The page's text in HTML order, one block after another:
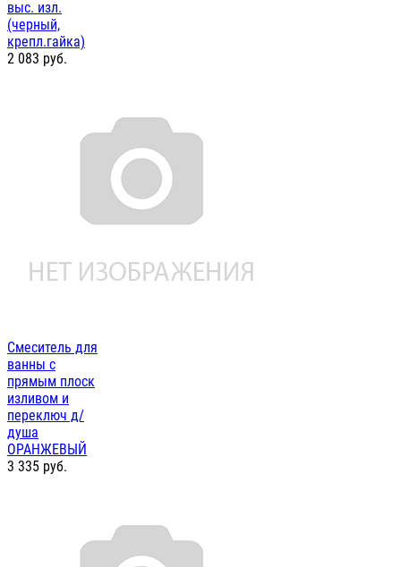
выс. изл.
(черный,
крепл.гайка)
2 083 руб.
Смеситель для
ванны с
прямым плоск
изливом и
переключ д/
душа
ОРАНЖЕВЫЙ
3 335 руб.